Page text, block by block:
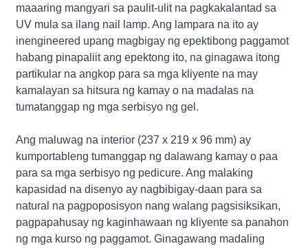
maaaring mangyari sa paulit-ulit na pagkakalantad sa
UV mula sa ilang nail lamp. Ang lampara na ito ay
inengineered upang magbigay ng epektibong paggamot
habang pinapaliit ang epektong ito, na ginagawa itong
partikular na angkop para sa mga kliyente na may
kamalayan sa hitsura ng kamay o na madalas na
tumatanggap ng mga serbisyo ng gel.
Ang maluwag na interior (237 x 219 x 96 mm) ay
kumportableng tumanggap ng dalawang kamay o paa
para sa mga serbisyo ng pedicure. Ang malaking
kapasidad na disenyo ay nagbibigay-daan para sa
natural na pagpoposisyon nang walang pagsisiksikan,
pagpapahusay ng kaginhawaan ng kliyente sa panahon
ng mga kurso ng paggamot. Ginagawang madaling